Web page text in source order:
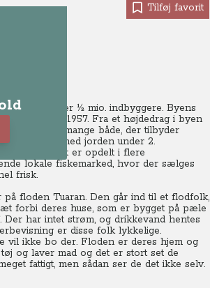
Tilføj favorit
og har over ½ mio. indbyggere. Byens
i 1957. Fra et højdedrag i byen
ligger de mange både, der tilbyder
jævnet med jorden under 2.
er opdelt i flere
lokale fiskemarked, hvor der sælges
frisk.
floden Tuaran. Den går ind til et flodfolk,
forbi deres huse, som er bygget på pæle
Der har intet strøm, og drikkevand hentes
er disse folk lykkelige.
vil ikke bo der. Floden er deres hjem og
og laver mad og det er stort set de
fattigt, men sådan ser de det ikke selv.